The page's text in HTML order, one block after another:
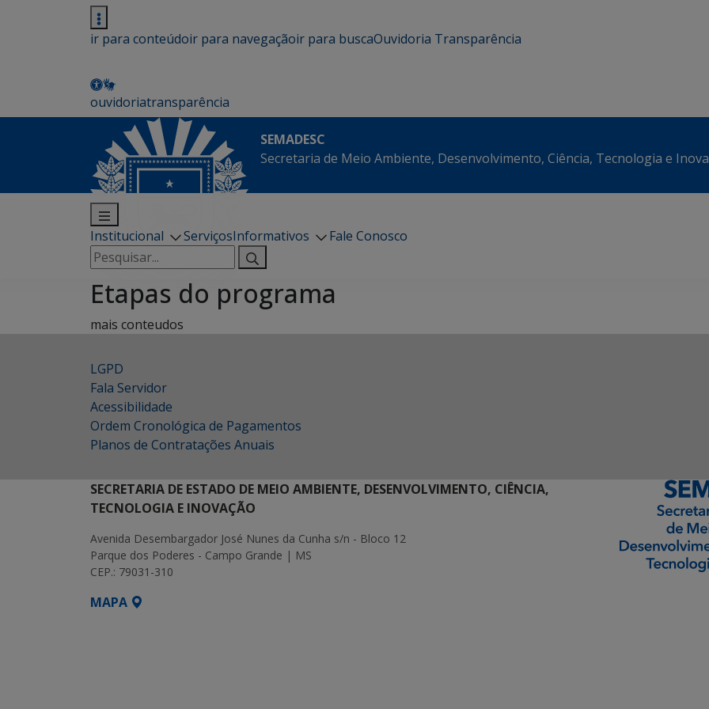
ir para conteúdoir para navegaçãoir para buscaOuvidoria Transparência
ouvidoriatransparência
SEMADESC
Secretaria de Meio Ambiente, Desenvolvimento, Ciência, Tecnologia e
Institucional ServiçosInformativos
Fale Conosco
Pesquisar
por:
Etapas do programa
mais conteudos
LGPD
Fala Servidor
Acessibilidade
Ordem Cronológica de Pagamentos
Planos de Contratações Anuais
SECRETARIA DE ESTADO DE MEIO AMBIENTE, DESENVOLVIMENTO, CIÊNCIA,
TECNOLOGIA E INOVAÇÃO
Avenida Desembargador José Nunes da Cunha s/n - Bloco 12
Parque dos Poderes - Campo Grande | MS
CEP.: 79031-310
MAPA